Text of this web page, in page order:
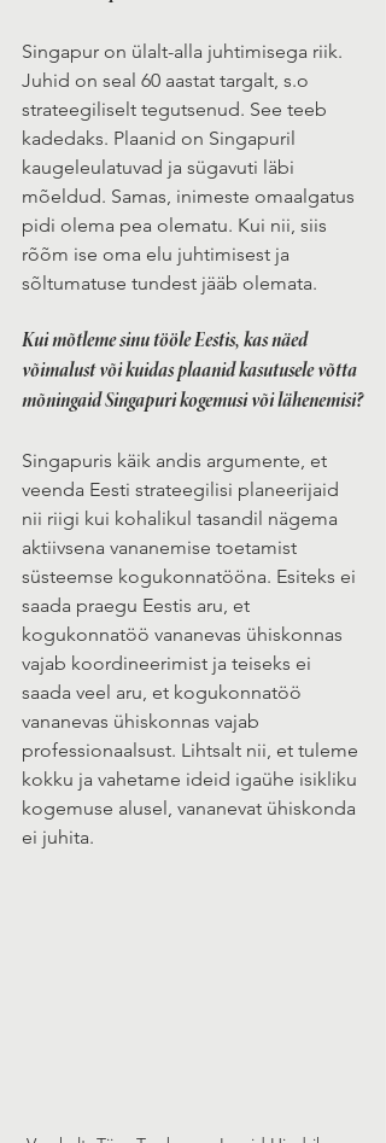
Singapur on ülalt-alla juhtimisega riik.
Juhid on seal 60 aastat targalt, s.o
strateegiliselt tegutsenud. See teeb
kadedaks. Plaanid on Singapuril
kaugeleulatuvad ja sügavuti läbi
mõeldud. Samas, inimeste omaalgatus
pidi olema pea olematu. Kui nii, siis
rõõm ise oma elu juhtimisest ja
sõltumatuse tundest jääb olemata.
Kui mõtleme sinu tööle Eestis, kas näed
võimalust või kuidas plaanid kasutusele võtta
mõningaid Singapuri kogemusi või lähenemisi?
Singapuris käik andis argumente, et
veenda Eesti strateegilisi planeerijaid
nii riigi kui kohalikul tasandil nägema
aktiivsena vananemise toetamist
süsteemse kogukonnatööna. Esiteks ei
saada praegu Eestis aru, et
kogukonnatöö vananevas ühiskonnas
vajab koordineerimist ja teiseks ei
saada veel aru, et kogukonnatöö
vananevas ühiskonnas vajab
professionaalsust. Lihtsalt nii, et tuleme
kokku ja vahetame ideid igaühe isikliku
kogemuse alusel, vananevat ühiskonda
ei juhita.